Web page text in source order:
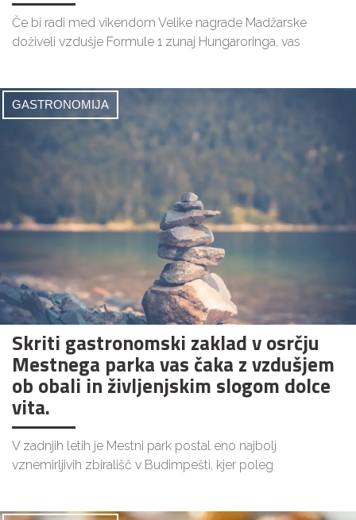
Če bi radi med vikendom Velike nagrade Madžarske
doživeli vzdušje Formule 1 zunaj Hungaroringa, vas
GASTRONOMIJA
Skriti gastronomski zaklad v osrčju
Mestnega parka vas čaka z vzdušjem
ob obali in življenjskim slogom dolce
vita.
V zadnjih letih je Mestni park postal eno najbolj
vznemirljivih zbirališč v Budimpešti, kjer poleg